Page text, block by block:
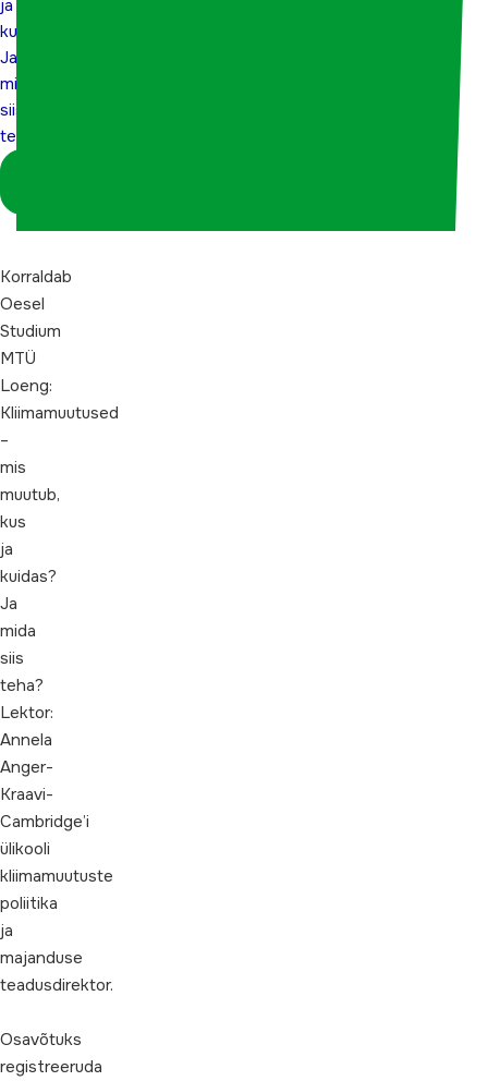
ja
kuidas?
Ja
mida
siis
teha?”
Korraldab
Oesel
Studium
MTÜ
Loeng:
Kliimamuutused
–
mis
muutub,
kus
ja
kuidas?
Ja
mida
siis
teha?
Lektor:
Annela
Anger-
Kraavi-
Cambridge’i
ülikooli
kliimamuutuste
poliitika
ja
majanduse
teadusdirektor.
Osavõtuks
registreeruda